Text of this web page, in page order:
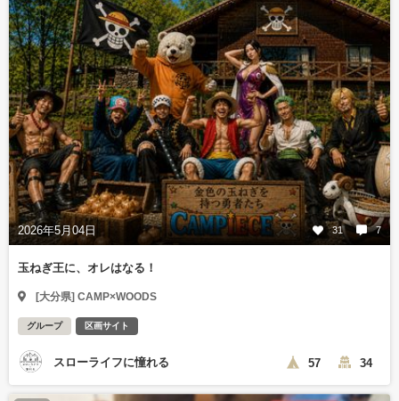
2026年5月04日 31 7
玉ねぎ王に、オレはなる！
[大分県] CAMP×WOODS
グループ 区画サイト
スローライフに憧れる 57 34